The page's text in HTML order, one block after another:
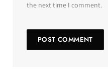
the next time I comment.